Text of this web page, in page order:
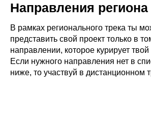
В рамках регионального трека ты
представить свой проект только в
направлении, которое курирует твой
Если нужного направления нет в
ниже, то участвуй в дистанционном
Направления региона